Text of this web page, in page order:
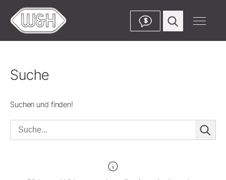
$
Suche
Suchen und finden!